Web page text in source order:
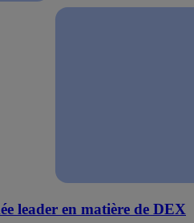
leader en matière de DEX